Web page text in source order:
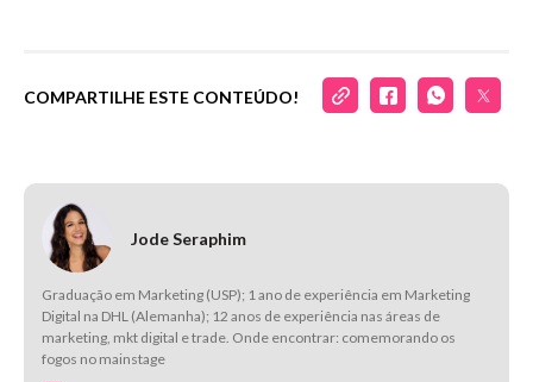
COMPARTILHE ESTE CONTEÚDO!
Jode Seraphim
Graduação em Marketing (USP); 1 ano de experiência em Marketing
Digital na DHL (Alemanha); 12 anos de experiência nas áreas de
marketing, mkt digital e trade. Onde encontrar: comemorando os
fogos no mainstage